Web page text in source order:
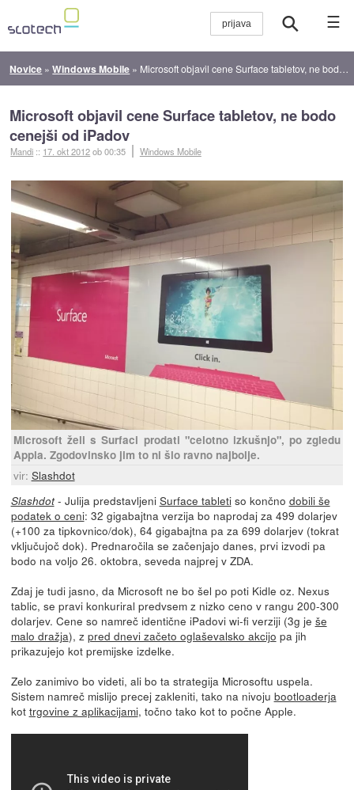
☰
Novice »Windows Mobile » Microsoft objavil cene Surface tabletov, ne bodo cenejši od iPadov
Microsoft objavil cene Surface tabletov, ne bodo
cenejši od iPadov
Mandi :: 17. okt 2012ob 00:35 Windows Mobile
Microsoft želi s Surfaci prodati "celotno izkušnjo", po zgledu
Appla. Zgodovinsko jim to ni šlo ravno najbolje.
vir: Slashdot
Slashdot- Julija predstavljeni Surface tabletiso končno dobili še
podatek o ceni: 32 gigabajtna verzija bo naprodaj za 499 dolarjev
(+100 za tipkovnico/dok), 64 gigabajtna pa za 699 dolarjev (tokrat
vključujoč dok). Prednaročila se začenjajo danes, prvi izvodi pa
bodo na voljo 26. oktobra, seveda najprej v ZDA.
Zdaj je tudi jasno, da Microsoft ne bo šel po poti Kidle oz. Nexus
tablic, se pravi konkuriral predvsem z nizko ceno v rangu 200-300
dolarjev. Cene so namreč identične iPadovi wi-fi verziji (3g je še
malo dražja), z pred dnevi začeto oglaševalsko akcijo pa jih
prikazujejo kot premijske izdelke.
Zelo zanimivo bo videti, ali bo ta strategija Microsoftu uspela.
Sistem namreč mislijo precej zakleniti, tako na nivoju bootloaderja
kot trgovine z aplikacijami, točno tako kot to počne Apple.